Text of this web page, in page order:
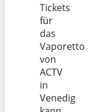
Tickets
für
das
Vaporetto
von
ACTV
in
Venedig